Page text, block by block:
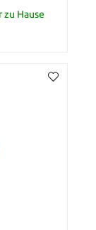
zu Hause